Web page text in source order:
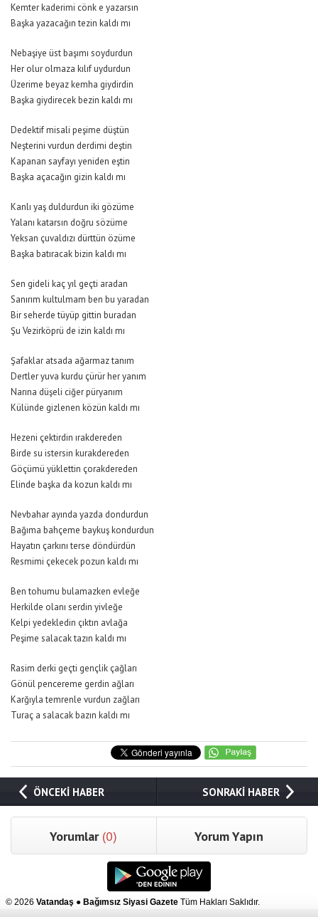
Kemter kaderimi cönk e yazarsın
Başka yazacağın tezin kaldı mı
Nebaşiye üst başımı soydurdun
Her olur olmaza kılıf uydurdun
Üzerime beyaz kemha giydirdin
Başka giydirecek bezin kaldı mı
Dedektif misali peşime düştün
Neşterini vurdun derdimi deştin
Kapanan sayfayı yeniden eştin
Başka açacağın gizin kaldı mı
Kanlı yaş duldurdun iki gözüme
Yalanı katarsın doğru sözüme
Yeksan çuvaldızı dürttün özüme
Başka batıracak bizin kaldı mı
Sen gideli kaç yıl geçti aradan
Sanırım kultulmam ben bu yaradan
Bir seherde tüyüp gittin buradan
Şu Vezirköprü de izin kaldı mı
Şafaklar atsada ağarmaz tanım
Dertler yuva kurdu çürür her yanım
Narına düşeli ciğer püryanım
Külünde gizlenen közün kaldı mı
Hezeni çektirdin ırakdereden
Birde su istersin kurakdereden
Göçümü yüklettin çorakdereden
Elinde başka da kozun kaldı mı
Nevbahar ayında yazda dondurdun
Bağıma bahçeme baykuş kondurdun
Hayatın çarkını terse döndürdün
Resmimi çekecek pozun kaldı mı
Ben tohumu bulamazken evleğe
Herkilde olanı serdin yivleğe
Kelpi yedekledin çıktın avlağa
Peşime salacak tazın kaldı mı
Rasim derki geçti gençlik çağları
Gönül pencereme gerdin ağları
Karğıyla temrenle vurdun zağları
Turaç a salacak bazın kaldı mı
ÖNCEKİ HABER SONRAKİ HABER
Yorumlar (0) Yorum Yapın
© 2026 Vatandaş ● Bağımsız Siyasi Gazete Tüm Hakları Saklıdır.